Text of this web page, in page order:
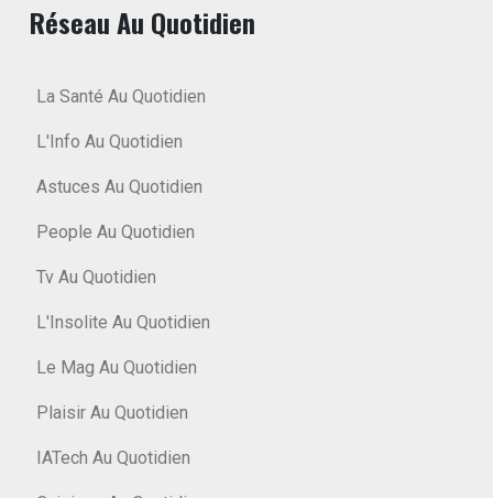
Réseau Au Quotidien
La Santé Au Quotidien
L'Info Au Quotidien
Astuces Au Quotidien
People Au Quotidien
Tv Au Quotidien
L'Insolite Au Quotidien
Le Mag Au Quotidien
Plaisir Au Quotidien
IATech Au Quotidien